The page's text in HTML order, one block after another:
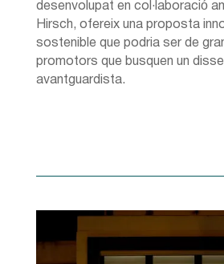
desenvolupat en col·laboració
Hirsch, ofereix una proposta
sostenible que podria ser de
promotors que busquen un
avantguardista.